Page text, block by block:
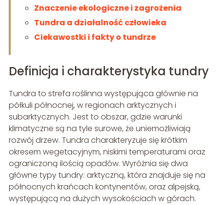
Znaczenie ekologiczne i zagrożenia
Tundra a działalność człowieka
Ciekawostki i fakty o tundrze
Definicja i charakterystyka tundry
Tundra to strefa roślinna występująca głównie na
półkuli północnej, w regionach arktycznych i
subarktycznych. Jest to obszar, gdzie warunki
klimatyczne są na tyle surowe, że uniemożliwiają
rozwój drzew. Tundra charakteryzuje się krótkim
okresem wegetacyjnym, niskimi temperaturami oraz
ograniczoną ilością opadów. Wyróżnia się dwa
główne typy tundry: arktyczną, która znajduje się na
północnych krańcach kontynentów, oraz alpejską,
występującą na dużych wysokościach w górach.